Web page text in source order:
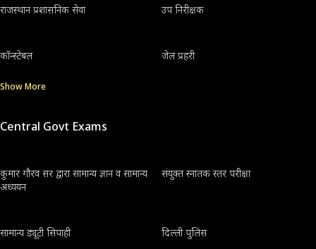
राजस्थान प्रशासनिक सेवा उप निरीक्षक
कॉन्स्टेबल जेल प्रहरी
Show More
Central Govt Exams
कुमार गौरव सर द्वारा सामान्य ज्ञान व सामान्य
अध्ययन
संयुक्त स्नातक स्तर परीक्षा
सामान्य ड्यूटी सिपाही दिल्ली पुलिस